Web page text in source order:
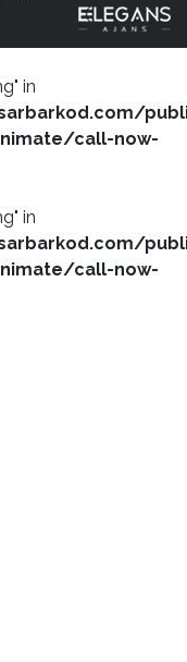
in
call-now-
in
call-now-